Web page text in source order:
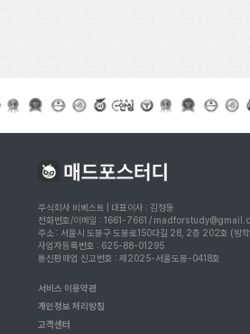
주식회사 비베스트 | 대표이사 : 김정동
전화번호/이메일 : 1661-7661 /
주소 : 서울시 도봉구 도봉로150다길 28, 2층 202호 (방
사업자등록번호 : 625-88-01295
통신판매업 신고번호 : 제2025-서울도봉-0418호
서비스 이용약관
개인정보 처리방침
고객센터